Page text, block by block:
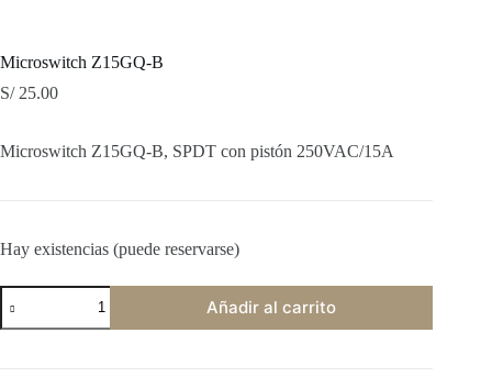
Microswitch Z15GQ-B
S/25.00
Microswitch Z15GQ-B, SPDT con pistón 250VAC/15A
Hay existencias (puede reservarse)
Microswitch
Z15GQ-
B
Añadir al carrito